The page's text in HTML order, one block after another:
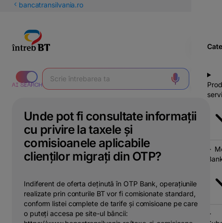
latineștibancatransilvania.ro
Unde pot fi consultate informații
cu privire la taxele și
comisioanele aplicabile
clienților migrați din OTP?
Indiferent de oferta deținută în OTP Bank, operațiunile
realizate prin conturile BT vor fi comisionate standard,
conform listei complete de tarife și comisioane pe care
o puteți accesa pe site-ul băncii: